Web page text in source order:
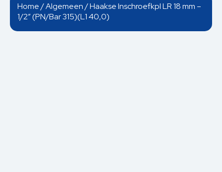
Home/Algemeen/ Haakse Inschroefkpl LR 18 mm –
1/2” (PN/Bar 315)(L1 40,0)